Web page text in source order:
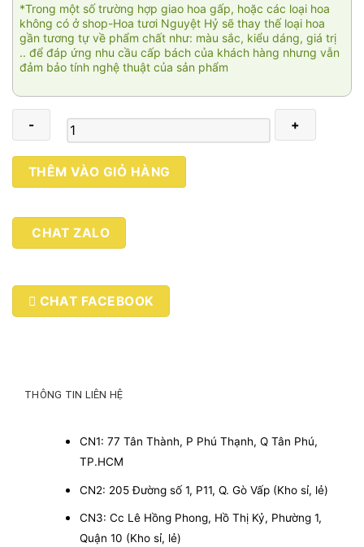
*Trong một số trường hợp giao hoa gấp, hoặc các loại hoa
không có ở shop-Hoa tươi Nguyệt Hỷ sẽ thay thế loại hoa
gần tương tự về phẩm chất như: màu sắc, kiểu dáng, giá trị
.. để đáp ứng nhu cầu cấp bách của khách hàng nhưng vẫn
đảm bảo tính nghệ thuật của sản phẩm
Hoa
lộc
008
THÊM VÀO GIỎ HÀNG
CHAT ZALO
CHAT FACEBOOK
THÔNG TIN LIÊN HỆ
CN1: 77 Tân Thành, P Phú Thạnh, Q Tân Phú,
TP.HCM
CN2: 205 Đường số 1, P11, Q. Gò Vấp (Kho sỉ, lẻ)
CN3: Cc Lê Hồng Phong, Hồ Thị Kỷ, Phường 1,
Quận 10 (Kho sỉ, lẻ)